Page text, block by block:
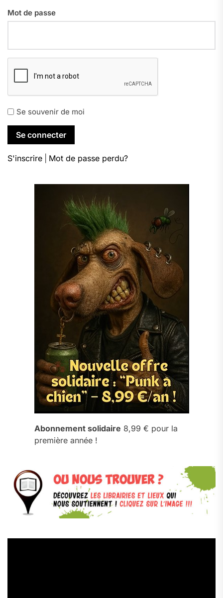
Mot de passe
Se souvenir de moi
S'inscrire Mot de passe perdu?
Abonnement solidaire 8,99 € pour la
première année !